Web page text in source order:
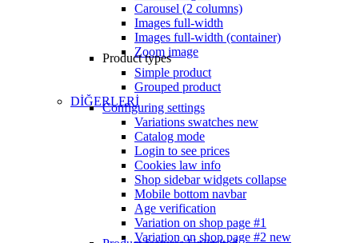
Carousel (2 columns)
Images full-width
Images full-width (container)
Zoom image
Product types
Simple product
Grouped product
DİĞERLERİ
Configuring settings
Variations swatches new
Catalog mode
Login to see prices
Cookies law info
Shop sidebar widgets collapse
Mobile bottom navbar
Age verification
Variation on shop page #1
Variation on shop page #2 new